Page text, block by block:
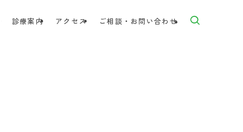
診療案内 アクセス ご相談・お問い合わせ